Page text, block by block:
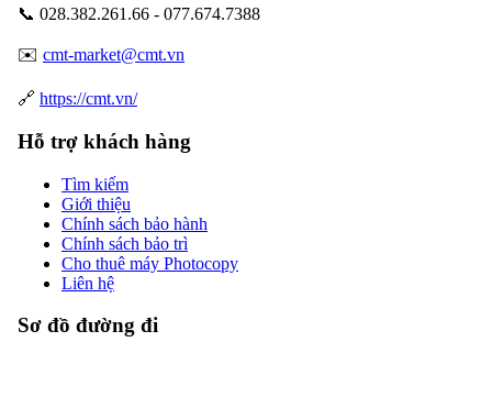
📞 028.382.261.66 - 077.674.7388
✉️ cmt-market@cmt.vn
🔗 https://cmt.vn/
Hỗ trợ khách hàng
Tìm kiếm
Giới thiệu
Chính sách bảo hành
Chính sách bảo trì
Cho thuê máy Photocopy
Liên hệ
Sơ đồ đường đi